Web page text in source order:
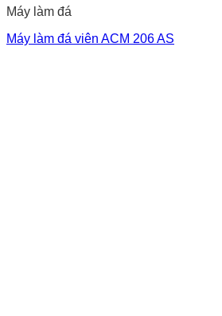
Máy làm đá
Máy làm đá viên ACM 206 AS